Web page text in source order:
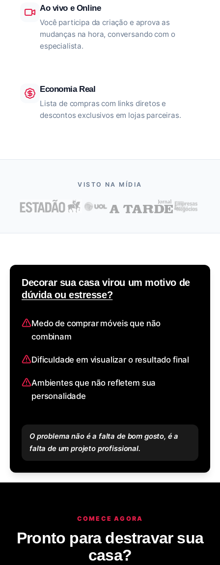
Ao vivo e Online
Você participa da criação e aprova as
mudanças na hora, conversando com o
especialista.
Economia Real
Lista de compras com links diretos e
descontos exclusivos em lojas parceiras.
VISTO NA MÍDIA
Decorar sua casa virou um motivo de
dúvida ou estresse?
Medo de comprar móveis que não
combinam
Dificuldade em visualizar o resultado final
Ambientes que não refletem sua
personalidade
O problema não é a falta de bom gosto, é a
falta de um projeto profissional.
COMECE AGORA
Pronto para destravar sua
casa?